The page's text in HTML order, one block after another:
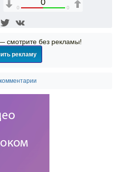
0
0 0
смотрите без рекламы!
рекламу